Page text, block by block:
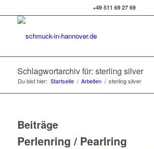
+49 511 69 27 69
Schlagwortarchiv für: sterling silver
Du bist hier: Startseite / Arbeiten / sterling silver
Beiträge
Perlenring / Pearlring